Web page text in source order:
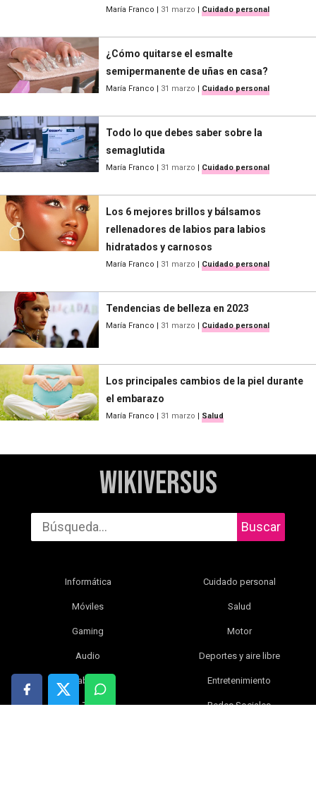
María Franco 31 marzo Cuidado personal
¿Cómo quitarse el esmalte
semipermanente de uñas en casa?
María Franco 31 marzo Cuidado personal
Todo lo que debes saber sobre la
semaglutida
María Franco 31 marzo Cuidado personal
Los 6 mejores brillos y bálsamos
rellenadores de labios para labios
hidratados y carnosos
María Franco 31 marzo Cuidado personal
Tendencias de belleza en 2023
María Franco 31 marzo Cuidado personal
Los principales cambios de la piel durante
el embarazo
María Franco | 31 marzo | Salud
WikiVersus
Buscar
Informática
Móviles
Gaming
Audio
Tablets
TV
Cuidado personal
Salud
Motor
Deportes y aire libre
Entretenimiento
Redes Sociales